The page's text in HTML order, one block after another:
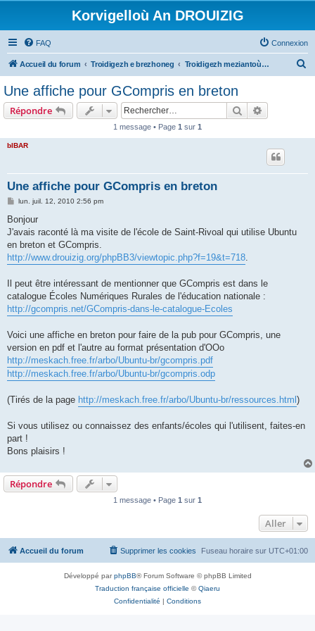
Korvigelloù An DROUIZIG
FAQ Connexion
Accueil du forum Troidigezh e brezhoneg Troidigezh meziantoù all (frank a wirioù evit an darn vrasañ anezho)
Une affiche pour GCompris en breton
Répondre Rechercher
1 message • Page 1 sur 1
bIBAR
Une affiche pour GCompris en breton
M
s
a
g
lun. juil. 12, 2010 2:56 pm
Bonjour
J'avais raconté là ma visite de l'école de Saint-Rivoal qui utilise Ubuntu
en breton et GCompris.
http://www.drouizig.org/phpBB3/viewtopic.php?f=19&t=718.
Il peut être intéressant de mentionner que GCompris est dans le
catalogue Écoles Numériques Rurales de l'éducation nationale :
http://gcompris.net/GCompris-dans-le-catalogue-Ecoles
Voici une affiche en breton pour faire de la pub pour GCompris, une
version en pdf et l'autre au format présentation d'OOo
http://meskach.free.fr/arbo/Ubuntu-br/gcompris.pdf
http://meskach.free.fr/arbo/Ubuntu-br/gcompris.odp
(Tirés de la page http://meskach.free.fr/arbo/Ubuntu-br/ressources.html )
Si vous utilisez ou connaissez des enfants/écoles qui l'utilisent, faites-en
part !
Bons plaisirs !
Répondre
1 message • Page 1 sur 1
Aller
Accueil du forum Fuseau horaire sur UTC+01:00
Supprimer les cookies
Développé parphpBB® Forum Software © phpBB Limited
Traduction française officielle ©Qiaeru
Confidentialité | Conditions